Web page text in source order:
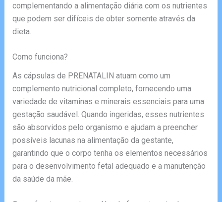
complementando a alimentação diária com os nutrientes
que podem ser difíceis de obter somente através da
dieta.
Como funciona?
As cápsulas de PRENATALIN atuam como um
complemento nutricional completo, fornecendo uma
variedade de vitaminas e minerais essenciais para uma
gestação saudável. Quando ingeridas, esses nutrientes
são absorvidos pelo organismo e ajudam a preencher
possíveis lacunas na alimentação da gestante,
garantindo que o corpo tenha os elementos necessários
para o desenvolvimento fetal adequado e a manutenção
da saúde da mãe.